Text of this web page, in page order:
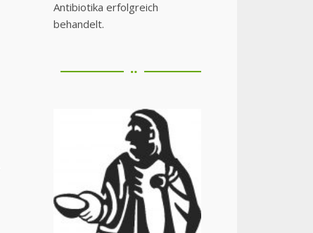
Antibiotika erfolgreich
behandelt.